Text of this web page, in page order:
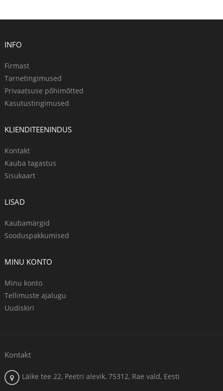
INFO
Firmast
Tarnetingimused
Privaatsuse põhimõtted
Kasutustingimused
KLIENDITEENINDUS
Kontakt
Kauba tagastus
Sisukaart
LISAD
Kaubamärgid
Sooduspakkumised
MINU KONTO
Minu konto
Tellimuste ajalugu
Uudiskiri
Kontakt
Läike tee 22, Peetri alevik, 75312, Rae vald, Eesti